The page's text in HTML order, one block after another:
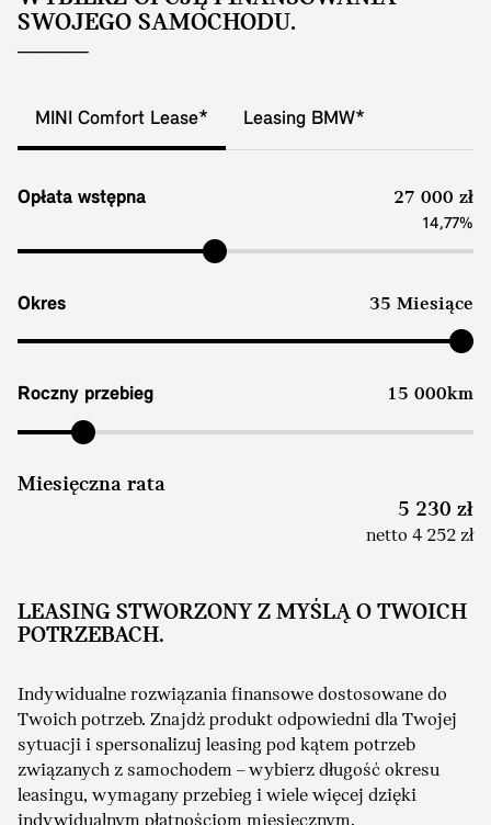
SWOJEGO SAMOCHODU.
MINI Comfort Lease* Leasing BMW*
Opłata wstępna 27 000 zł
14,77%
Okres 35 Miesiące
Roczny przebieg 15 000km
Miesięczna rata
5 230 zł
netto 4 252 zł
LEASING STWORZONY Z MYŚLĄ O TWOICH
POTRZEBACH.
Indywidualne rozwiązania finansowe dostosowane do
Twoich potrzeb. Znajdź produkt odpowiedni dla Twojej
sytuacji i spersonalizuj leasing pod kątem potrzeb
związanych z samochodem – wybierz długość okresu
leasingu, wymagany przebieg i wiele więcej dzięki